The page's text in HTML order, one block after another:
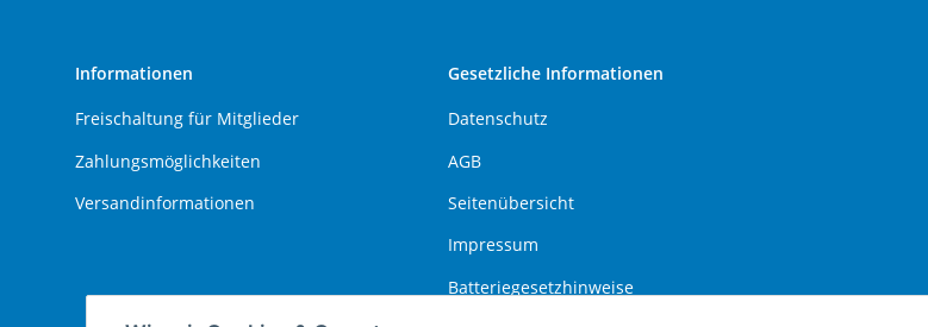
Informationen
Freischaltung für Mitglieder
Zahlungsmöglichkeiten
Versandinformationen
Gesetzliche Informationen
Datenschutz
AGB
Seitenübersicht
Impressum
Batteriegesetzhinweise